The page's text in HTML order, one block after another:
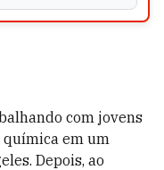
com jovens
química em um
Depois, ao